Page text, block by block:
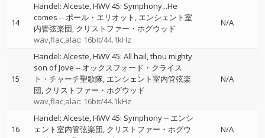
14
Handel: Alceste, HWV 45: Symphony...He
comes --ポール・エリオット エンシェント室
内管弦楽団 クリストファー・ホグウッド
wav,flac,alac: 16bit/44.1kHz
N/A
15
Handel: Alceste, HWV 45: All hail, thou mighty
son of Jove -- オックスフォード・クライス
ト・チャーチ聖歌隊 エンシェント室内管弦楽
団 クリストファー・ホグウッド
wav,flac,alac: 16bit/44.1kHz
N/A
16
Handel: Alceste, HWV 45: Symphony-- エンシ
ェント室内管弦楽団 クリストファー・ホグウ
N/A